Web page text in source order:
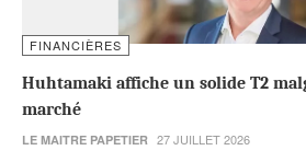
FINANCIÈRES
Huhtamaki affiche un solide T2
marché
LE MAITRE PAPETIER 27 JUILLET 2026